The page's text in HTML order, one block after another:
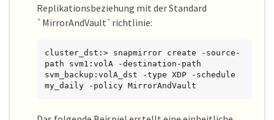
Replikationsbeziehung mit der Standard
`MirrorAndVault`richtlinie:
cluster_dst:> snapmirror create -source-
path svm1:volA -destination-path
svm_backup:volA_dst -type XDP -schedule
my_daily -policy MirrorAndVault